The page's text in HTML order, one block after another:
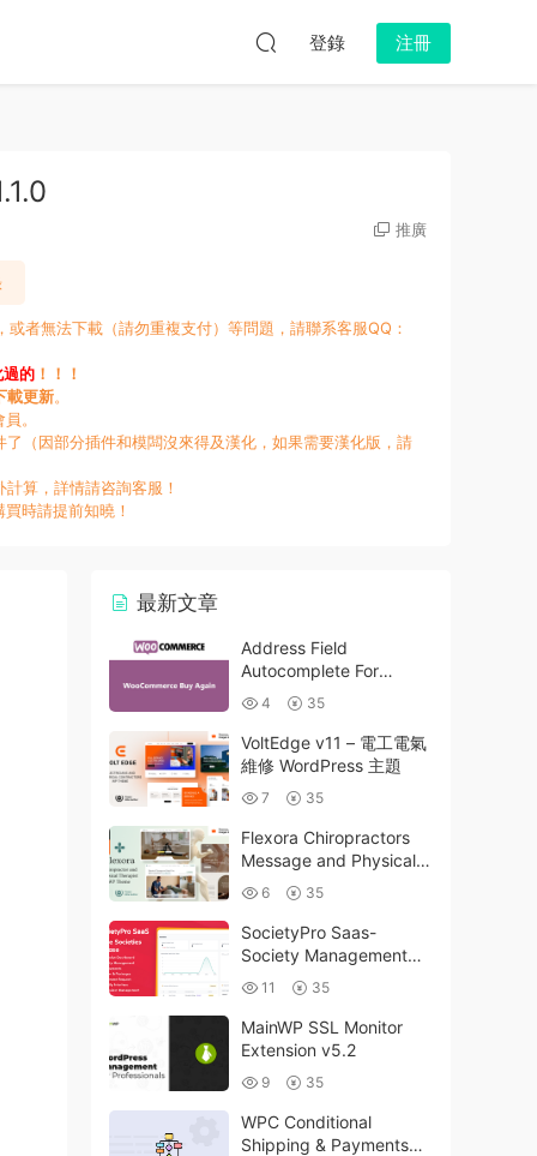
登錄 注冊
推廣
者無法下載（請勿重複支付）等問題，請聯系客服QQ：
過的 ！！！
載更新。
。
（因部分插件和模闆沒來得及漢化，如果需要漢化版，請
算，詳情請咨詢客服！
時請提前知曉！
最新文章
Address Field
Autocomplete For
WooCommerce v1.3.2
4 35
VoltEdge v11 – 電工電氣
維修 WordPress 主題
7 35
Flexora Chiropractors
Message and Physical
Therapists WordPress
Theme v10
6 35
SocietyPro Saas-
Society Management
Software v1.0.73
11 35
MainWP SSL Monitor
Extension v5.2
9 35
WPC Conditional
Shipping & Payments